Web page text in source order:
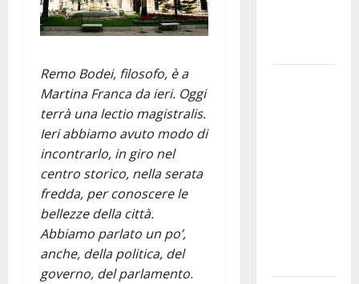
Remo Bodei, filosofo, è a
Martina Franca da ieri. Oggi
terrà una lectio magistralis.
Ieri abbiamo avuto modo di
incontrarlo, in giro nel
centro storico, nella serata
fredda, per conoscere le
bellezze della città.
Abbiamo parlato un po’,
anche, della politica, del
governo, del parlamento.